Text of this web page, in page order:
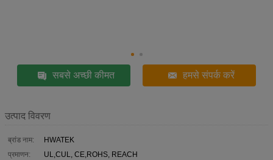
सबसे अच्छी कीमत हमसे संपर्क करें
उत्पाद विवरण
ब्रांड नाम:
HWATEK
प्रमाणन:
UL,CUL, CE,ROHS, REACH